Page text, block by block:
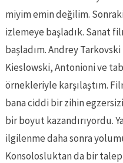
miyim emin değilim.
izlemeye başladık. Sanat
başladım. Andrey
Kieslowski, Antonioni ve
örnekleriyle karşılaştım.
bana ciddi bir zihin
bir boyut kazandırıyordu.
ilgilenme daha sonra
Konsolosluktan da bir